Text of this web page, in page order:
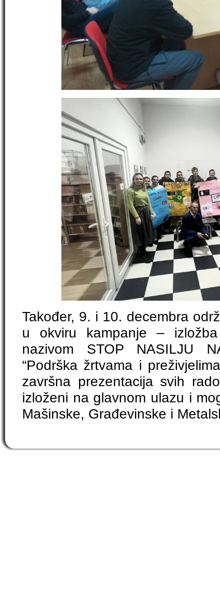
Također, 9. i 10. decembra
u okviru kampanje –
nazivom STOP NASILJU
“Podrška žrtvama i
završna prezentacija svih
izloženi na glavnom ulazu i
Mašinske, Građevinske i